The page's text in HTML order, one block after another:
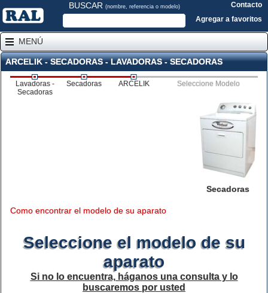
BUSCAR (nombre, referencia o modelo)
Contacto
Agregar a favoritos
MENÚ
ARCELIK - SECADORAS - LAVADORAS - SECADORAS
Lavadoras -
Secadoras
Secadoras ARCELIK Seleccione Modelo
Secadoras
Como encontrar el modelo de su aparato
Seleccione el modelo de su
aparato
Si no lo encuentra, háganos una consulta y lo
buscaremos por usted